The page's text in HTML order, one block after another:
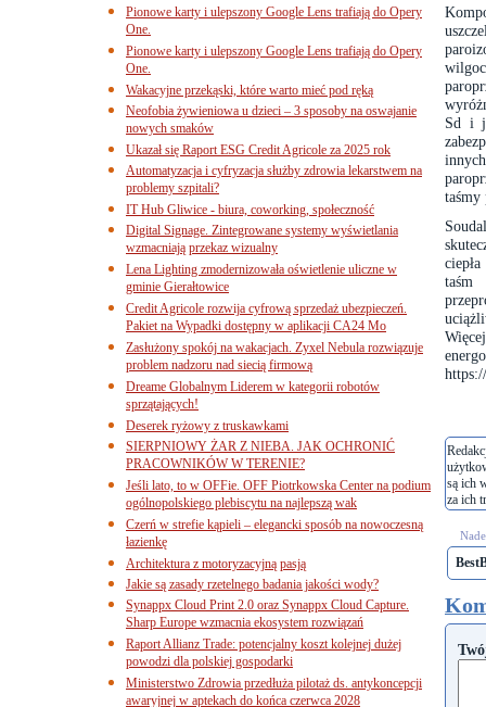
Sd i
taśmy
taśm
są ich
za ich
Pionowe karty i ulepszony Google Lens trafiają do Opery
One.
Pionowe karty i ulepszony Google Lens trafiają do Opery
One.
Wakacyjne przekąski, które warto mieć pod ręką
Neofobia żywieniowa u dzieci – 3 sposoby na oswajanie
nowych smaków
Ukazał się Raport ESG Credit Agricole za 2025 rok
Automatyzacja i cyfryzacja służby zdrowia lekarstwem na
problemy szpitali?
IT Hub Gliwice - biura, coworking, społeczność
Digital Signage. Zintegrowane systemy wyświetlania
wzmacniają przekaz wizualny
Lena Lighting zmodernizowała oświetlenie uliczne w
gminie Gierałtowice
Credit Agricole rozwija cyfrową sprzedaż ubezpieczeń.
Pakiet na Wypadki dostępny w aplikacji CA24 Mo
Zasłużony spokój na wakacjach. Zyxel Nebula rozwiązuje
problem nadzoru nad siecią firmową
Dreame Globalnym Liderem w kategorii robotów
sprzątających!
Deserek ryżowy z truskawkami
SIERPNIOWY ŻAR Z NIEBA. JAK OCHRONIĆ
PRACOWNIKÓW W TERENIE?
Jeśli lato, to w OFFie. OFF Piotrkowska Center na podium
ogólnopolskiego plebiscytu na najlepszą wak
Czerń w strefie kąpieli – elegancki sposób na nowoczesną
łazienkę
Architektura z motoryzacyjną pasją
Jakie są zasady rzetelnego badania jakości wody?
Synappx Cloud Print 2.0 oraz Synappx Cloud Capture.
Sharp Europe wzmacnia ekosystem rozwiązań
Raport Allianz Trade: potencjalny koszt kolejnej dużej
powodzi dla polskiej gospodarki
Ministerstwo Zdrowia przedłuża pilotaż ds. antykoncepcji
awaryjnej w aptekach do końca czerwca 2028